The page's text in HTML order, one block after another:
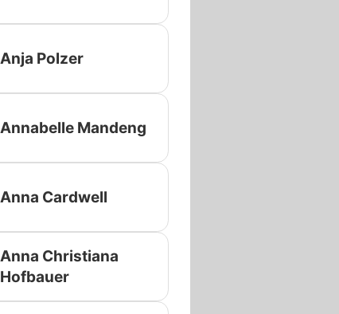
Anja Polzer
Annabelle Mandeng
Anna Cardwell
Anna Christiana
Hofbauer